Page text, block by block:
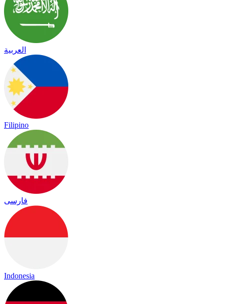
العربية
Filipino
فارسی
Indonesia